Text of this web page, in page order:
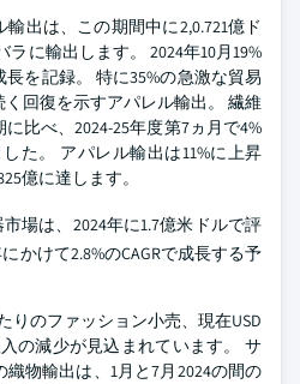
出は、この期間中に2,0.721億ド
ラに輸出します。 2024年10月19%
を記録。 特に35%の急激な貿易
回復を示すアパレル輸出。 繊維
比べ、2024-25年度第7ヵ月で4%
た。 アパレル輸出は11%に上昇
億に達します。
場は、2024年に1.7億米ドルで評
かけて2.8%のCAGRで成長する予
りのファッション小売、現在USD
の減少が見込まれています。 サ
物輸出は、1月と7月2024の間の